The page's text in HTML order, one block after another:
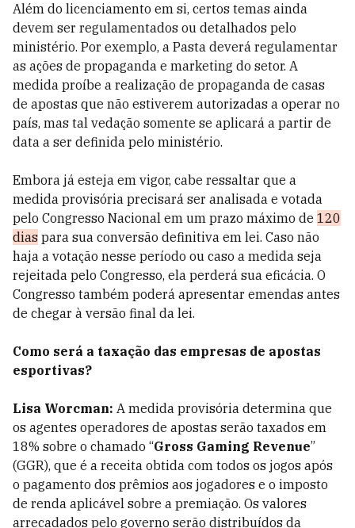
Além do licenciamento em si, certos temas ainda
devem ser regulamentados ou detalhados pelo
ministério. Por exemplo, a Pasta deverá regulamentar
as ações de propaganda e marketing do setor. A
medida proíbe a realização de propaganda de casas
de apostas que não estiverem autorizadas a operar no
país, mas tal vedação somente se aplicará a partir de
data a ser definida pelo ministério.
Embora já esteja em vigor, cabe ressaltar que a
medida provisória precisará ser analisada e votada
pelo Congresso Nacional em um prazo máximo de 120
dias para sua conversão definitiva em lei. Caso não
haja a votação nesse período ou caso a medida seja
rejeitada pelo Congresso, ela perderá sua eficácia. O
Congresso também poderá apresentar emendas antes
de chegar à versão final da lei.
Como será a taxação das empresas de apostas
esportivas?
Lisa Worcman: A medida provisória determina que
os agentes operadores de apostas serão taxados em
18% sobre o chamado “Gross Gaming Revenue”
(GGR), que é a receita obtida com todos os jogos após
o pagamento dos prêmios aos jogadores e o imposto
de renda aplicável sobre a premiação. Os valores
arrecadados pelo governo serão distribuídos da